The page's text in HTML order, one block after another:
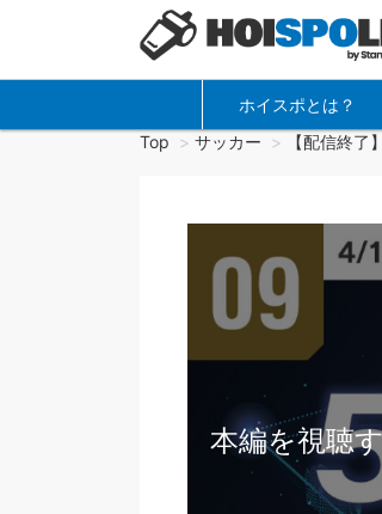
ホイスポとは？
Top
サッカー 【配信終
本編を視聴